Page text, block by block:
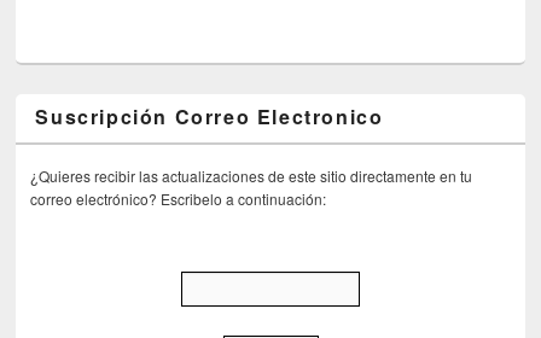
Suscripción Correo Electronico
¿Quieres recibir las actualizaciones de este sitio directamente en tu
correo electrónico? Escribelo a continuación: